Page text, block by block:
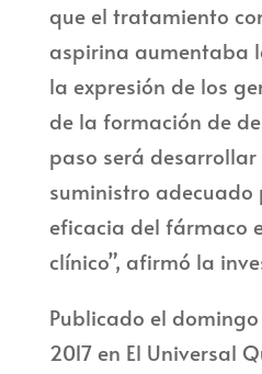
que el tratamiento
aspirina aumentaba
la expresión de los
de la formación de
paso será
suministro
eficacia del fármaco
clínico”, afirmó la
Publicado el
2017 en El Universal